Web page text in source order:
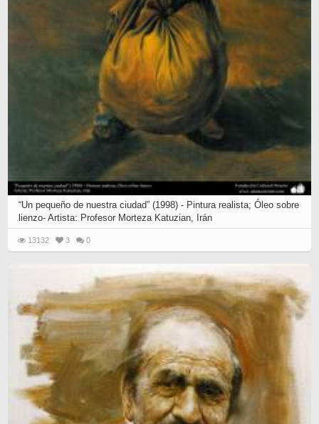
“Un pequeño de nuestra ciudad” (1998) - Pintura realista; Óleo sobre
lienzo- Artista: Profesor Morteza Katuzian, Irán
13132 3 0